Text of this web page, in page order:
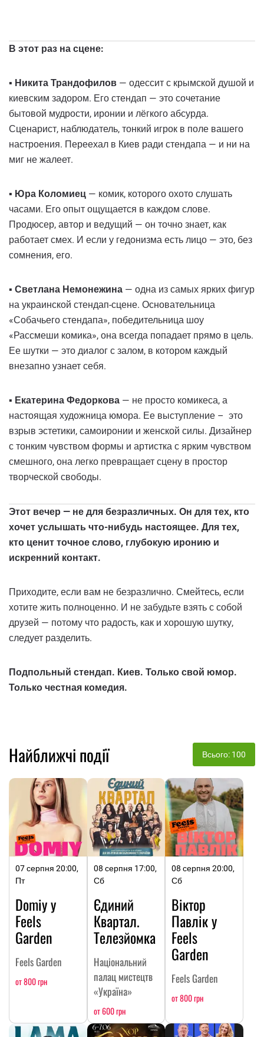
В этот раз на сцене:
▪️ Никита Трандофилов — одессит с крымской душой и
киевским задором. Его стендап — это сочетание
бытовой мудрости, иронии и лёгкого абсурда.
Сценарист, наблюдатель, тонкий игрок в поле вашего
настроения. Переехал в Киев ради стендапа — и ни на
миг не жалеет.
▪️ Юра Коломиец — комик, которого охото слушать
часами. Его опыт ощущается в каждом слове.
Продюсер, автор и ведущий — он точно знает, как
работает смех. И если у гедонизма есть лицо — это, без
сомнения, его.
▪️ Светлана Немонежина — одна из самых ярких фигур
на украинской стендап-сцене. Основательница
«Собачьего стендапа», победительница шоу
«Рассмеши комика», она всегда попадает прямо в цель.
Ее шутки — это диалог с залом, в котором каждый
внезапно узнает себя.
▪️ Екатерина Федоркова — не просто комикеса, а
настоящая художница юмора. Ее выступление – это
взрыв эстетики, самоиронии и женской силы. Дизайнер
с тонким чувством формы и артистка с ярким чувством
смешного, она легко превращает сцену в простор
творческой свободы.
Этот вечер — не для безразличных. Он для тех, кто
хочет услышать что-нибудь настоящее. Для тех,
кто ценит точное слово, глубокую иронию и
искренний контакт.
Приходите, если вам не безразлично. Смейтесь, если
хотите жить полноценно. И не забудьте взять с собой
друзей — потому что радость, как и хорошую шутку,
следует разделить.
Подпольный стендап. Киев. Только свой юмор.
Только честная комедия.
Найближчі події Всього: 100
07 серпня 20:00,
Пт
Domiy у
Feels
Garden
Feels Garden
от 800 грн
08 серпня 17:00,
Сб
Єдиний
Квартал.
Телезйомка
Національний
палац мистецтв
«Україна»
от 600 грн
08 серпня 20:00,
Сб
Віктор
Павлік у
Feels
Garden
Feels Garden
от 800 грн